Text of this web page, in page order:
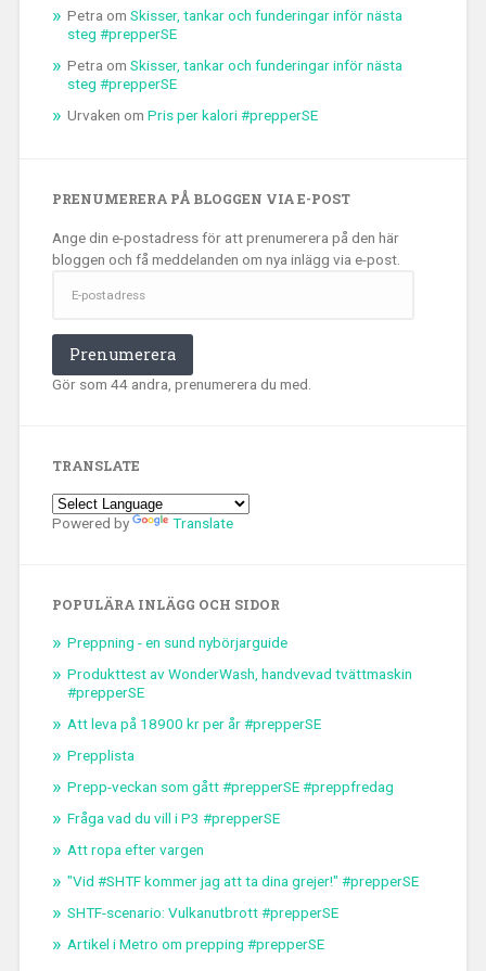
Petra om Skisser, tankar och funderingar inför nästa
steg #prepperSE
Petra om Skisser, tankar och funderingar inför nästa
steg #prepperSE
Urvaken om Pris per kalori #prepperSE
PRENUMERERA PÅ BLOGGEN VIA E-POST
Ange din e-postadress för att prenumerera på den här
bloggen och få meddelanden om nya inlägg via e-post.
postadress
Prenumerera
Gör som 44 andra, prenumerera du med.
TRANSLATE
Powered by Translate
POPULÄRA INLÄGG OCH SIDOR
Preppning - en sund nybörjarguide
Produkttest av WonderWash, handvevad tvättmaskin
#prepperSE
Att leva på 18900 kr per år #prepperSE
Prepplista
Prepp-veckan som gått #prepperSE #preppfredag
Fråga vad du vill i P3 #prepperSE
Att ropa efter vargen
"Vid #SHTF kommer jag att ta dina grejer!" #prepperSE
SHTF-scenario: Vulkanutbrott #prepperSE
Artikel i Metro om prepping #prepperSE